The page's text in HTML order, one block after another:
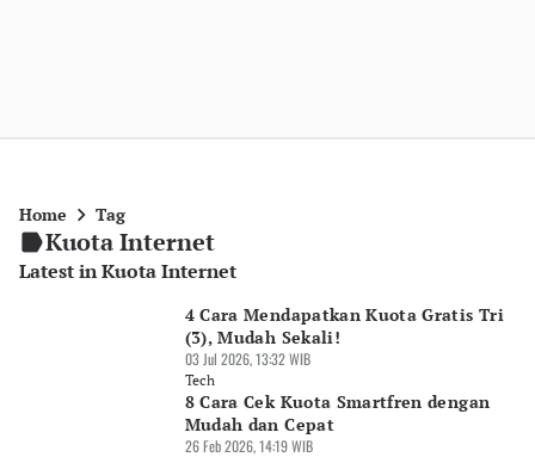
Home Tag
Kuota Internet
Latest in Kuota Internet
4 Cara Mendapatkan Kuota Gratis Tri
(3), Mudah Sekali!
03 Jul 2026, 13:32 WIB
Tech
8 Cara Cek Kuota Smartfren dengan
Mudah dan Cepat
26 Feb 2026, 14:19 WIB